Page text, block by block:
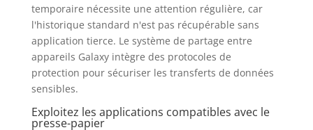
temporaire nécessite une attention régulière, car
l'historique standard n'est pas récupérable sans
application tierce. Le système de partage entre
appareils Galaxy intègre des protocoles de
protection pour sécuriser les transferts de données
sensibles.
Exploitez les applications compatibles avec le
presse-papier